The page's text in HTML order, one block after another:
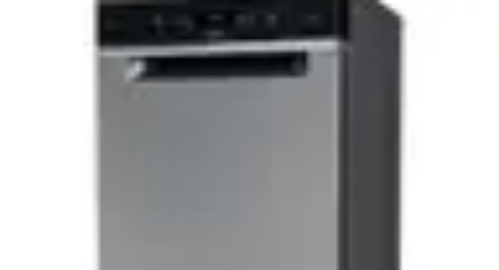
Risparmio EnergeticoTendenzeGuida
Sostenibilità